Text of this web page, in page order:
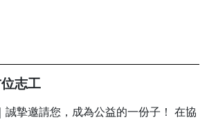
志工
摯邀請您，成為公益的一份子！ 在協